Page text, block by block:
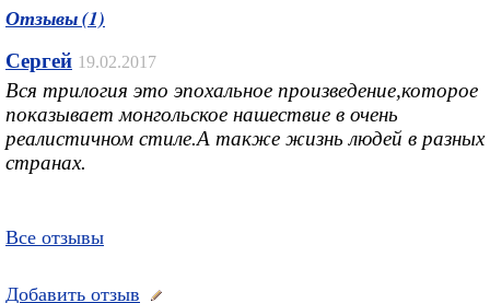
Отзывы (1)
Сергей 19.02.2017
Вся трилогия это эпохальное произведение,которое
показывает монгольское нашествие в очень
реалистичном стиле.А также жизнь людей в разных
странах.
Все отзывы
Добавить отзыв